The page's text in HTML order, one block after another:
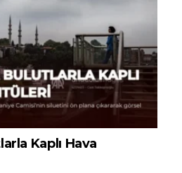
Kaplı Hava